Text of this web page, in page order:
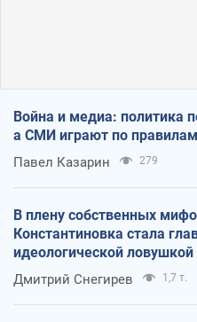
Война и медиа: политика
а СМИ играют по
Павел Казарин 279
В плену собственных
Константиновка стала
идеологической ловушкой
оккупантов
Дмитрий Снегирев 1,7 т.